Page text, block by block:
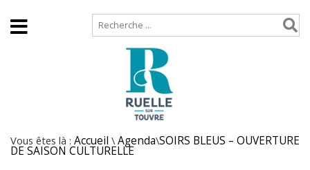
Vous êtes là : Accueil \ Agenda\SOIRS BLEUS – OUVERTURE
DE SAISON CULTURELLE